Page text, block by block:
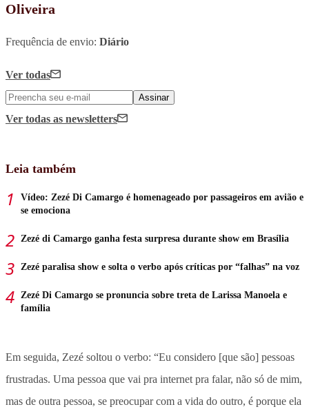
Oliveira
Frequência de envio: Diário
Ver todas
Assinar
Ver todas as newsletters
Leia também
Vídeo: Zezé Di Camargo é homenageado por passageiros em avião e
se emociona
Zezé di Camargo ganha festa surpresa durante show em Brasília
Zezé paralisa show e solta o verbo após críticas por “falhas” na voz
Zezé Di Camargo se pronuncia sobre treta de Larissa Manoela e
família
Em seguida, Zezé soltou o verbo: “Eu considero [que são] pessoas
frustradas. Uma pessoa que vai pra internet pra falar, não só de mim,
mas de outra pessoa, se preocupar com a vida do outro, é porque ela